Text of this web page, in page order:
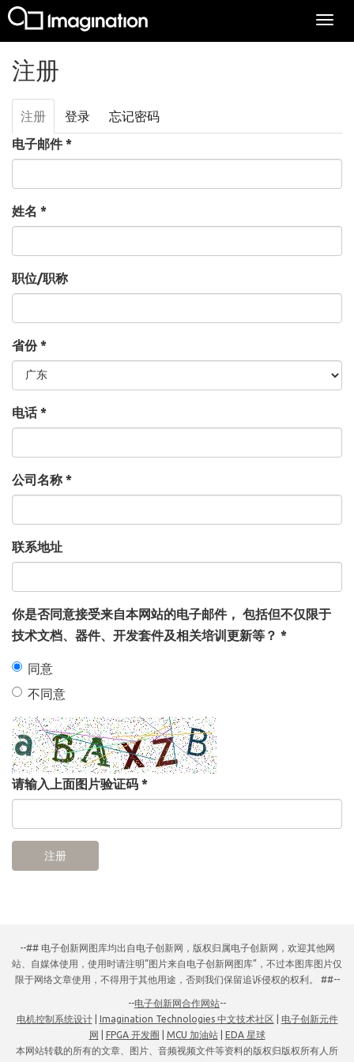
注册
主标签
注册 （活
动标
签）
登录
忘记密码
电子邮件*
姓名 *
职位/职称
省份*
电话*
公司名称 *
联系地址
你是否同意接受来自本网站的电子邮件， 包括但不仅限于
技术文档、器件、开发套件及相关培训更新等？ *
同意
不同意
请输入上面图片验证码 *
注册
--## 电子创新网图库均出自电子创新网，版权归属电子创新网，欢迎其他网
站、自媒体使用，使用时请注明“图片来自电子创新网图库”，不过本图库图片仅
限于网络文章使用，不得用于其他用途，否则我们保留追诉侵权的权利。 ##--
--电子创新网合作网站--
电机控制系统设计| Imagination Technologies 中文技术社区
电子创新元件
网
FPGA 开发圈 MCU 加油站| EDA 星球
本网站转载的所有的文章、图片、音频视频文件等资料的版权归版权所有人所